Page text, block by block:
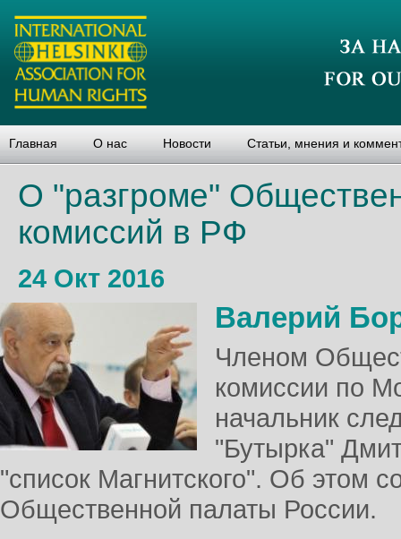
Главная О нас Новости Статьи, мнения и
О "разгроме"
комиссий в РФ
24 Окт 2016
Валерий
Членом
комиссии по
начальник
"Бутырка"
"список Магнитского". Об этом
Общественной палаты России.